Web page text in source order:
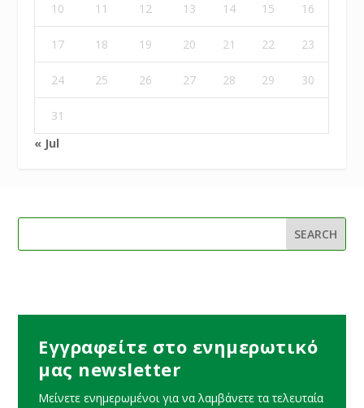
10 11 12 13 14 15 16
17 18 19 20 21 22 23
24 25 26 27 28 29 30
31
« Jul
Εγγραφείτε στο ενημερωτικό
μας newsletter
Μείνετε ενημερωμένοι για να λαμβάνετε τα τελευταία